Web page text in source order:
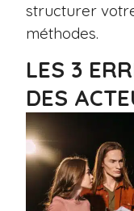
structurer
méthodes.
LES 3
DES